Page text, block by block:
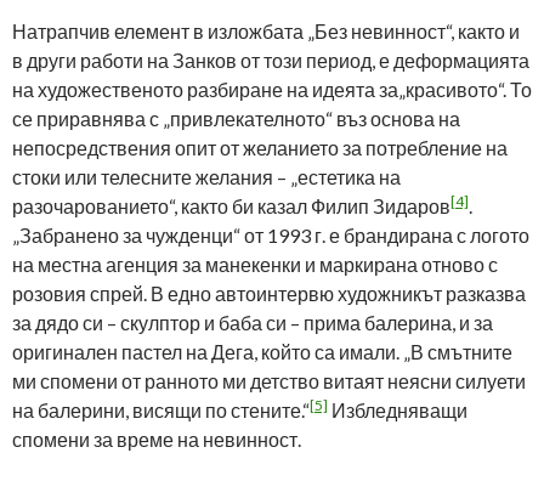
Натрапчив елемент в изложбата „Без невинност“, както и
в други работи на Занков от този период, е деформацията
на художественото разбиране на идеята за„красивото“. То
се приравнява с „привлекателното“ въз основа на
непосредствения опит от желанието за потребление на
стоки или телесните желания – „естетика на
разочарованието“, както би казал Филип Зидаров[4].
„Забранено за чужденци“ от 1993 г. е брандирана с логото
на местна агенция за манекенки и маркирана отново с
розовия спрей. В едно автоинтервю художникът разказва
за дядо си – скулптор и баба си – прима балерина, и за
оригинален пастел на Дега, който са имали. „В смътните
ми спомени от ранното ми детство витаят неясни силуети
на балерини, висящи по стените.“[5] Избледняващи
спомени за време на невинност.